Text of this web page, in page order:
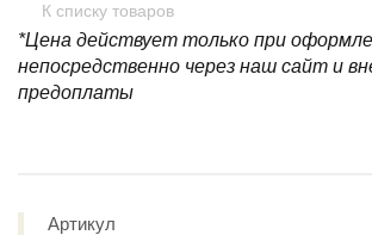
К списку товаров
*Цена действует только при
непосредственно через наш сайт и
предоплаты
Артикул